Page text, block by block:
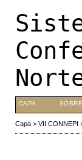
CAPA SOBRE
Capa> VII CONNEPI